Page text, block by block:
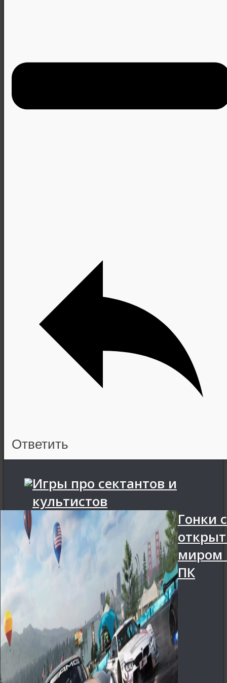
Ответить
Игры про сектантов и
культистов
Гонки с
миром
ПК